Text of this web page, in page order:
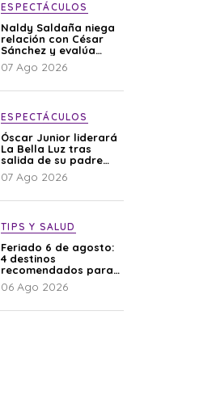
ESPECTÁCULOS
Naldy Saldaña niega
relación con César
Sánchez y evalúa
denunciar a su
esposa: “Es una
07 Ago 2026
ESPECTÁCULOS
Óscar Junior liderará
La Bella Luz tras
salida de su padre
por polémica con
Naldy Saldaña
07 Ago 2026
TIPS Y SALUD
Feriado 6 de agosto:
4 destinos
recomendados para
disfrutar el descanso
06 Ago 2026